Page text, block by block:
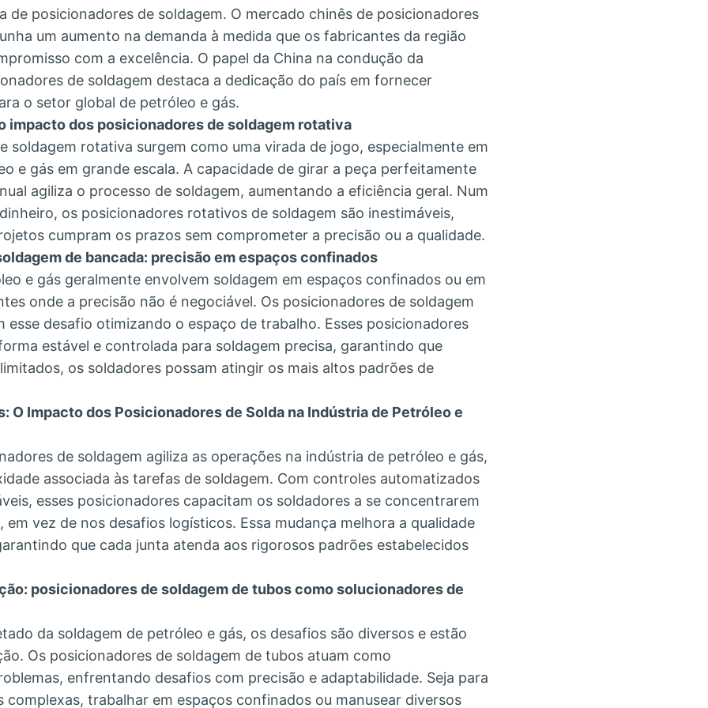
de posicionadores de soldagem. O mercado chinês de posicionadores
um aumento na demanda à medida que os fabricantes da região
com a excelência. O papel da China na condução da
de soldagem destaca a dedicação do país em fornecer
o setor global de petróleo e gás.
impacto dos posicionadores de soldagem rotativa
soldagem rotativa surgem como uma virada de jogo, especialmente em
e gás em grande escala. A capacidade de girar a peça perfeitamente
agiliza o processo de soldagem, aumentando a eficiência geral. Num
os posicionadores rotativos de soldagem são inestimáveis,
cumpram os prazos sem comprometer a precisão ou a qualidade.
de bancada: precisão em espaços confinados
e gás geralmente envolvem soldagem em espaços confinados ou em
onde a precisão não é negociável. Os posicionadores de soldagem
esse desafio otimizando o espaço de trabalho. Esses posicionadores
estável e controlada para soldagem precisa, garantindo que
os soldadores possam atingir os mais altos padrões de
O Impacto dos Posicionadores de Solda na Indústria de Petróleo e
de soldagem agiliza as operações na indústria de petróleo e gás,
associada às tarefas de soldagem. Com controles automatizados
esses posicionadores capacitam os soldadores a se concentrarem
vez de nos desafios logísticos. Essa mudança melhora a qualidade
que cada junta atenda aos rigorosos padrões estabelecidos
posicionadores de soldagem de tubos como solucionadores de
da soldagem de petróleo e gás, os desafios são diversos e estão
Os posicionadores de soldagem de tubos atuam como
enfrentando desafios com precisão e adaptabilidade. Seja para
complexas, trabalhar em espaços confinados ou manusear diversos